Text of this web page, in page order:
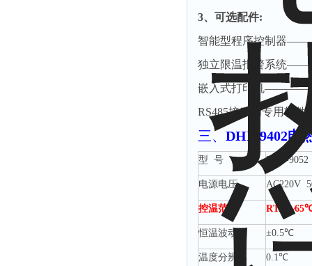
3、可选配件:
智能型程序控制器
独立限温报警系统
嵌入式打印机
RS485接口和专
三、 DHP-9402电
型 号 DHP-9052
电源电压 AC220V
控温范围
恒温波动度 ±0.5℃
温度分辨率 0.1℃